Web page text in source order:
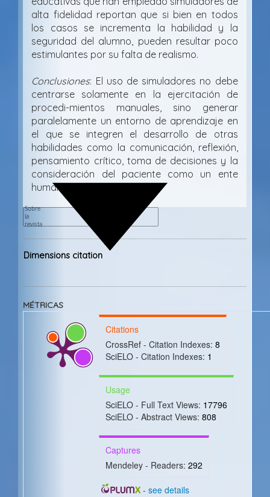
alta fidelidad reportan que si bien en todos
los casos se incrementa la habilidad y la
seguridad del alumno, pueden resultar poco
estimulantes por su falta de realismo.
Conclusiones: El uso de simuladores no debe
centrarse solamente en la ejercitación de
procedi-mientos manuales, sino generar
paralelamente un entorno de aprendizaje en
el que se integren el desarrollo de otras
habilidades como la comunicación, reflexión,
pensamiento crítico, toma de decisiones y la
consideración del paciente como un ente
humano complejo.
Sobre
la
revista
Detalles
artículo
Dimensions citation
MÉTRICAS
Citations
CrossRef - Citation Indexes: 8
SciELO - Citation Indexes: 1
Usage
SciELO - Full Text Views: 17796
SciELO - Abstract Views: 808
Captures
Mendeley - Readers: 292
-see details